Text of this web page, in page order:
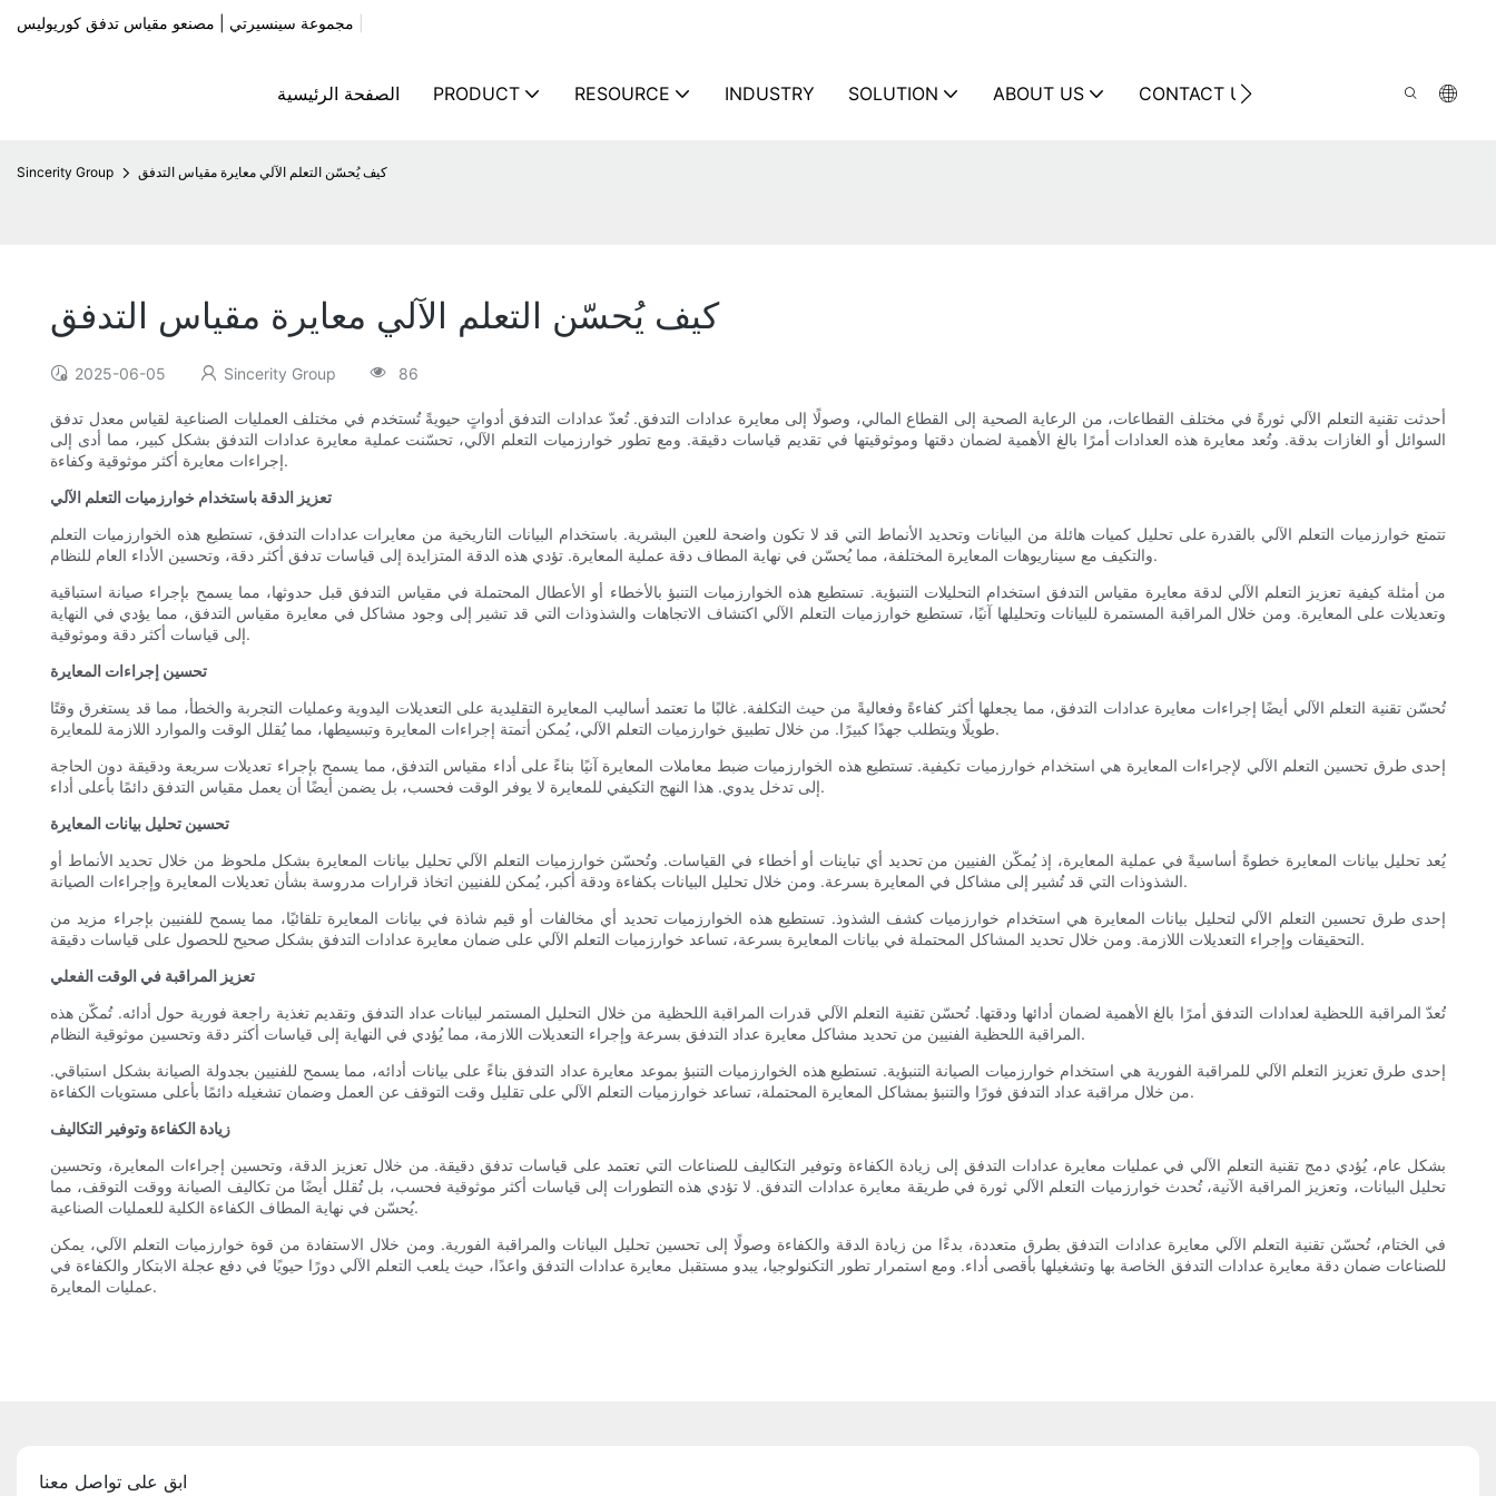
الصفحة الرئيسية PRODUCT RESOURCE INDUSTRY SOLUTION ABOUT US CONTACT US
Sincerity Group كيف يُحسّن التعلم الآلي معايرة مقياس التدفق
كيف يُحسّن التعلم الآلي معايرة مقياس التدفق
2025-06-05 Sincerity Group 86
أحدثت تقنية التعلم الآلي ثورةً في مختلف القطاعات، من الرعاية الصحية إلى القطاع المالي، وصولًا إلى معايرة عدادات التدفق. تُعدّ عدادات التدفق أدواتٍ حيويةً تُستخدم في مختلف العمليات الصناعية لقياس معدل تدفق
السوائل أو الغازات بدقة. وتُعد معايرة هذه العدادات أمرًا بالغ الأهمية لضمان دقتها وموثوقيتها في تقديم قياسات دقيقة. ومع تطور خوارزميات التعلم الآلي، تحسّنت عملية معايرة عدادات التدفق بشكل كبير، مما أدى إلى
إجراءات معايرة أكثر موثوقية وكفاءة.
تعزيز الدقة باستخدام خوارزميات التعلم الآلي
تتمتع خوارزميات التعلم الآلي بالقدرة على تحليل كميات هائلة من البيانات وتحديد الأنماط التي قد لا تكون واضحة للعين البشرية. باستخدام البيانات التاريخية من معايرات عدادات التدفق، تستطيع هذه الخوارزميات التعلم
والتكيف مع سيناريوهات المعايرة المختلفة، مما يُحسّن في نهاية المطاف دقة عملية المعايرة. تؤدي هذه الدقة المتزايدة إلى قياسات تدفق أكثر دقة، وتحسين الأداء العام للنظام.
من أمثلة كيفية تعزيز التعلم الآلي لدقة معايرة مقياس التدفق استخدام التحليلات التنبؤية. تستطيع هذه الخوارزميات التنبؤ بالأخطاء أو الأعطال المحتملة في مقياس التدفق قبل حدوثها، مما يسمح بإجراء صيانة استباقية
وتعديلات على المعايرة. ومن خلال المراقبة المستمرة للبيانات وتحليلها آنيًا، تستطيع خوارزميات التعلم الآلي اكتشاف الاتجاهات والشذوذات التي قد تشير إلى وجود مشاكل في معايرة مقياس التدفق، مما يؤدي في النهاية
إلى قياسات أكثر دقة وموثوقية.
تحسين إجراءات المعايرة
تُحسّن تقنية التعلم الآلي أيضًا إجراءات معايرة عدادات التدفق، مما يجعلها أكثر كفاءةً وفعاليةً من حيث التكلفة. غالبًا ما تعتمد أساليب المعايرة التقليدية على التعديلات اليدوية وعمليات التجربة والخطأ، مما قد يستغرق وقتًا
طويلًا ويتطلب جهدًا كبيرًا. من خلال تطبيق خوارزميات التعلم الآلي، يُمكن أتمتة إجراءات المعايرة وتبسيطها، مما يُقلل الوقت والموارد اللازمة للمعايرة.
إحدى طرق تحسين التعلم الآلي لإجراءات المعايرة هي استخدام خوارزميات تكيفية. تستطيع هذه الخوارزميات ضبط معاملات المعايرة آنيًا بناءً على أداء مقياس التدفق، مما يسمح بإجراء تعديلات سريعة ودقيقة دون الحاجة
إلى تدخل يدوي. هذا النهج التكيفي للمعايرة لا يوفر الوقت فحسب، بل يضمن أيضًا أن يعمل مقياس التدفق دائمًا بأعلى أداء.
تحسين تحليل بيانات المعايرة
يُعد تحليل بيانات المعايرة خطوةً أساسيةً في عملية المعايرة، إذ يُمكّن الفنيين من تحديد أي تباينات أو أخطاء في القياسات. وتُحسّن خوارزميات التعلم الآلي تحليل بيانات المعايرة بشكل ملحوظ من خلال تحديد الأنماط أو
الشذوذات التي قد تُشير إلى مشاكل في المعايرة بسرعة. ومن خلال تحليل البيانات بكفاءة ودقة أكبر، يُمكن للفنيين اتخاذ قرارات مدروسة بشأن تعديلات المعايرة وإجراءات الصيانة.
إحدى طرق تحسين التعلم الآلي لتحليل بيانات المعايرة هي استخدام خوارزميات كشف الشذوذ. تستطيع هذه الخوارزميات تحديد أي مخالفات أو قيم شاذة في بيانات المعايرة تلقائيًا، مما يسمح للفنيين بإجراء مزيد من
التحقيقات وإجراء التعديلات اللازمة. ومن خلال تحديد المشاكل المحتملة في بيانات المعايرة بسرعة، تساعد خوارزميات التعلم الآلي على ضمان معايرة عدادات التدفق بشكل صحيح للحصول على قياسات دقيقة.
تعزيز المراقبة في الوقت الفعلي
تُعدّ المراقبة اللحظية لعدادات التدفق أمرًا بالغ الأهمية لضمان أدائها ودقتها. تُحسّن تقنية التعلم الآلي قدرات المراقبة اللحظية من خلال التحليل المستمر لبيانات عداد التدفق وتقديم تغذية راجعة فورية حول أدائه. تُمكّن هذه
المراقبة اللحظية الفنيين من تحديد مشاكل معايرة عداد التدفق بسرعة وإجراء التعديلات اللازمة، مما يُؤدي في النهاية إلى قياسات أكثر دقة وتحسين موثوقية النظام.
إحدى طرق تعزيز التعلم الآلي للمراقبة الفورية هي استخدام خوارزميات الصيانة التنبؤية. تستطيع هذه الخوارزميات التنبؤ بموعد معايرة عداد التدفق بناءً على بيانات أدائه، مما يسمح للفنيين بجدولة الصيانة بشكل استباقي.
من خلال مراقبة عداد التدفق فورًا والتنبؤ بمشاكل المعايرة المحتملة، تساعد خوارزميات التعلم الآلي على تقليل وقت التوقف عن العمل وضمان تشغيله دائمًا بأعلى مستويات الكفاءة.
زيادة الكفاءة وتوفير التكاليف
بشكل عام، يُؤدي دمج تقنية التعلم الآلي في عمليات معايرة عدادات التدفق إلى زيادة الكفاءة وتوفير التكاليف للصناعات التي تعتمد على قياسات تدفق دقيقة. من خلال تعزيز الدقة، وتحسين إجراءات المعايرة، وتحسين
تحليل البيانات، وتعزيز المراقبة الآنية، تُحدث خوارزميات التعلم الآلي ثورة في طريقة معايرة عدادات التدفق. لا تؤدي هذه التطورات إلى قياسات أكثر موثوقية فحسب، بل تُقلل أيضًا من تكاليف الصيانة ووقت التوقف، مما
يُحسّن في نهاية المطاف الكفاءة الكلية للعمليات الصناعية.
في الختام، تُحسّن تقنية التعلم الآلي معايرة عدادات التدفق بطرق متعددة، بدءًا من زيادة الدقة والكفاءة وصولًا إلى تحسين تحليل البيانات والمراقبة الفورية. ومن خلال الاستفادة من قوة خوارزميات التعلم الآلي، يمكن
للصناعات ضمان دقة معايرة عدادات التدفق الخاصة بها وتشغيلها بأقصى أداء. ومع استمرار تطور التكنولوجيا، يبدو مستقبل معايرة عدادات التدفق واعدًا، حيث يلعب التعلم الآلي دورًا حيويًا في دفع عجلة الابتكار والكفاءة في
عمليات المعايرة.
ابق على تواصل معنا